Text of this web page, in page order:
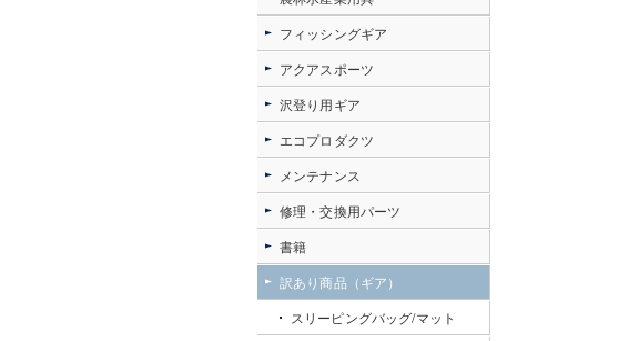
フィッシングギア
アクアスポーツ
沢登り用ギア
エコプロダクツ
メンテナンス
修理・交換用パーツ
書籍
訳あり商品（ギア）
スリーピングバッグ/マット